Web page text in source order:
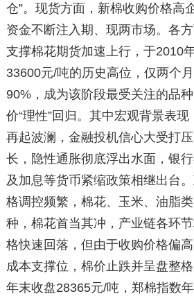
仓”。现货方面，新棉收购价格高
资金不断注入期、现两市场。各
支撑棉花期货加速上行，于2010
33600元/吨的历史高位，仅两个
90%，成为该阶段最受关注的品
价“理性”回归。其中宏观背景表
再起波澜，金融投机信心大受打
长，隐性通胀彻底浮出水面，银
及加息等货币紧缩政策相继出台
格调控频繁，棉花、玉米、油脂类
种，棉花首当其冲，产业链各环
格快速回落，但由于收购价格偏
成本支撑位，棉价止跌并呈盘整
年末收盘28365元/吨，郑棉指数